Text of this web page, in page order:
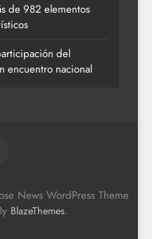
de 982 elementos
del
encuentro nacional
News WordPress Theme
BlazeThemes.